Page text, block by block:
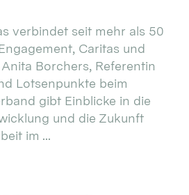
verbindet seit mehr als 50
Caritas und
Borchers, Referentin
Lotsenpunkte beim
gibt Einblicke in die
und die Zukunft
im ...